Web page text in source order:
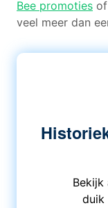
Bee promoties
veel meer dan
Bekijk
duik